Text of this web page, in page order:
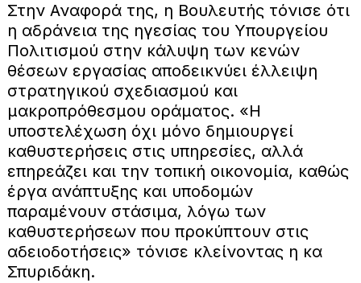
Στην Αναφορά της, η Βουλευτής τόνισε ότι
η αδράνεια της ηγεσίας του Υπουργείου
Πολιτισμού στην κάλυψη των κενών
θέσεων εργασίας αποδεικνύει έλλειψη
στρατηγικού σχεδιασμού και
μακροπρόθεσμου οράματος. «Η
υποστελέχωση όχι μόνο δημιουργεί
καθυστερήσεις στις υπηρεσίες, αλλά
επηρεάζει και την τοπική οικονομία, καθώς
έργα ανάπτυξης και υποδομών
παραμένουν στάσιμα, λόγω των
καθυστερήσεων που προκύπτουν στις
αδειοδοτήσεις» τόνισε κλείνοντας η κα
Σπυριδάκη.